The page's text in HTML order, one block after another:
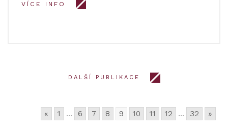
VÍCE INFO
DALŠÍ PUBLIKACE
« 1 ... 6 7 8 9 10 11 12 ... 32 »